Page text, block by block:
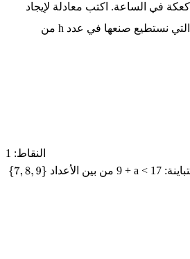
نجلاء أن تصنع 36 كعكة في الساعة. اكتب معادلة لإيجاد
نستطيع صنعها في عدد hمن
النقاط: 1
9 + a < 17من بين الأعداد
{